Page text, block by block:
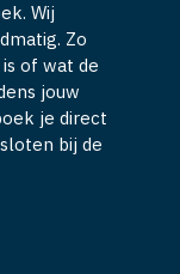
Wij
Zo
of wat de
jouw
je direct
bij de